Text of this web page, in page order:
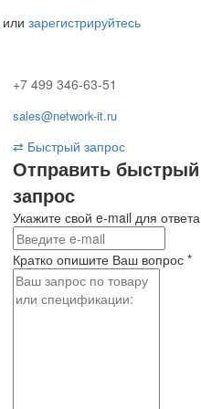
или зарегистрируйтесь
+7 499 346-63-51
sales@network-it.ru
⇄ Быстрый запрос
Отправить быстрый
запрос
Укажите свой e-mail для ответа
Кратко опишите Ваш вопрос *